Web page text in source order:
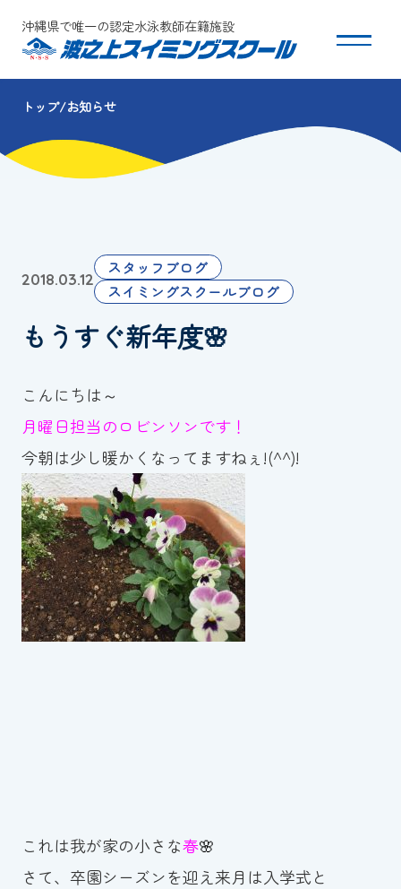
沖縄県で唯一の認定水泳教師在籍施設
スクールについて
コース・クラス紹介
団体会員募集
保護者の方へ
採用情報
お知らせ
カレンダー
波スイタイムズ
お問い合わせ
体験申し込みはこちら!
トップ お知らせ
2018.03.12
スタッフブログ
スイミングスクールブログ
もうすぐ新年度🌸
こんにちは～
月曜日担当のロビンソンです！
今朝は少し暖かくなってますねぇ!(^^)!
これは我が家の小さな春🌸
さて、卒園シーズンを迎え来月は入学式と